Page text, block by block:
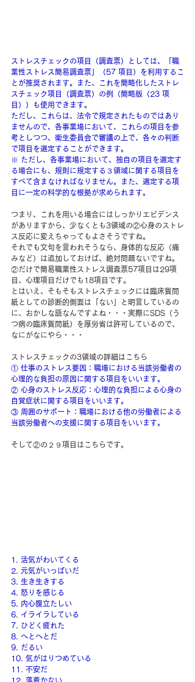
ストレスチェックの項目（調査票）としては、「職
業性ストレス簡易調査票」（57 項目）を利用するこ
とが推奨されます。また、これを簡略化したストレ
スチェック項目（調査票）の例（簡略版（23 項
目））も使用できます。
ただし、これらは、法令で規定されたものではあり
ませんので、各事業場において、これらの項目を参
考としつつ、衛生委員会で審議の上で、各々の判断
で項目を選定することができます。
※ ただし、各事業場において、独自の項目を選定す
る場合にも、規則に規定する３領域に関する項目を
すべて含まなければなりません。また、選定する項
目に一定の科学的な根拠が求められます。
つまり、これを用いる場合にはしっかりエビデンス
がありますから、少なくとも3領域の②心身のストレ
ス反応に変えちゃってもよさそうですね。
それでも文句を言われそうなら、身体的な反応（痛
みなど）は追加しておけば、絶対問題ないですね。
②だけで簡易職業性ストレス調査票57項目は29項
目、心理項目だけでも18項目です。
とはいえ、そもそもストレスチェックには臨床質問
紙としての診断的側面は「ない」と明言しているの
に、おかしな話なんですよね・・・実際にSDS（う
つ病の臨床質問紙）を厚労省は許可しているので、
なにがなにやら・・・
ストレスチェックの3領域の詳細はこちら
① 仕事のストレス要因：職場における当該労働者の
心理的な負担の原因に関する項目をいいます。
② 心身のストレス反応：心理的な負担による心身の
自覚症状に関する項目をいいます。
③ 周囲のサポート：職場における他の労働者による
当該労働者への支援に関する項目をいいます。
そして②の２９項目はこちらです。
1. 活気がわいてくる
2. 元気がいっぱいだ
3. 生き生きする
4. 怒りを感じる
5. 内心腹立たしい
6. イライラしている
7. ひどく疲れた
8. へとへとだ
9. だるい
10. 気がはりつめている
11. 不安だ
12. 落着かない